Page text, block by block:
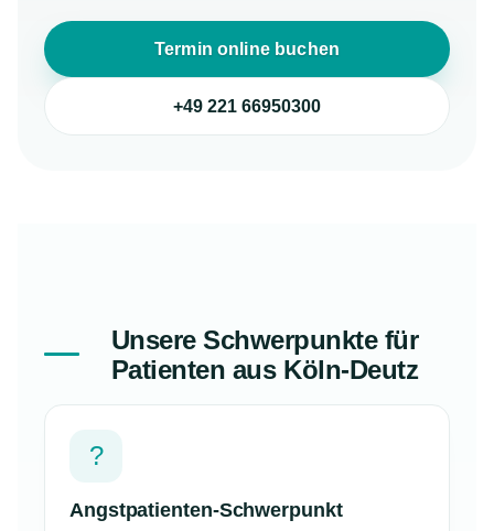
Termin online buchen
+49 221 66950300
Unsere Schwerpunkte für
Patienten aus Köln-Deutz
?
Angstpatienten-Schwerpunkt